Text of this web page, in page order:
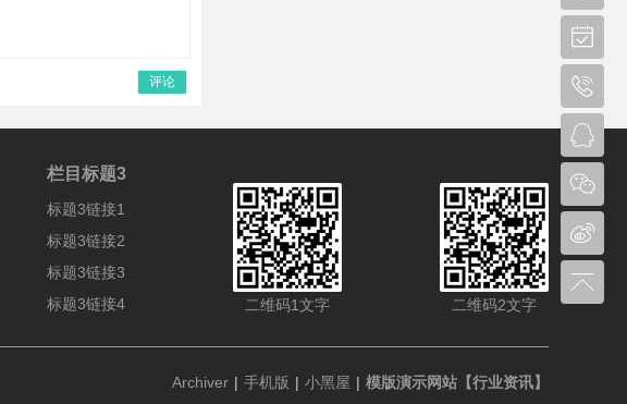
评论
栏目标题3
标题3链接1
标题3链接2
标题3链接3
标题3链接4
二维码2文字
二维码1文字
Archiver | 手机版 | 小黑屋 | 模版演示网站【行业资讯】